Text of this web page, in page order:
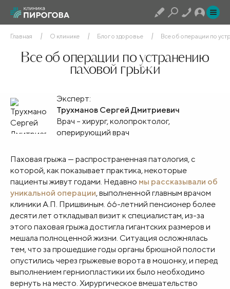
Главная О клинике Блог о здоровье Все об операции по
Все об операции по устранению
паховой грыжи
Эксперт:
Трухманов Сергей Дмитриевич
Врач – хирург, колопроктолог,
оперирующий врач
Паховая грыжа — распространенная патология, с
которой, как показывает практика, некоторые
пациенты живут годами. Недавно мы рассказывали об
уникальной операции, выполненной главным врачом
клиники А.П. Пришвиным. 66-летний пенсионер более
десяти лет откладывал визит к специалистам, из-за
этого паховая грыжа достигла гигантских размеров и
мешала полноценной жизни. Ситуация осложнялась
тем, что за прошедшие годы органы брюшной полости
опустились через грыжевые ворота в мошонку, и перед
выполнением герниопластики их было необходимо
вернуть на место. Хирургическое вмешательство